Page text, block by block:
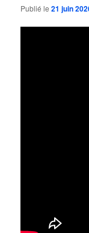
Publié le21 juin